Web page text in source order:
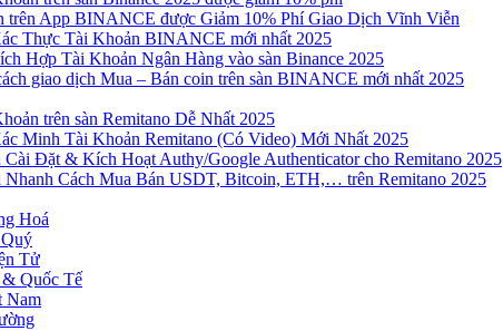
trên App BINANCE được Giảm 10% Phí Giao Dịch Vĩnh Viễn
Thực Tài Khoản BINANCE mới nhất 2025
Hợp Tài Khoản Ngân Hàng vào sàn Binance 2025
giao dịch Mua – Bán coin trên sàn BINANCE mới nhất 2025
trên sàn Remitano Dễ Nhất 2025
Minh Tài Khoản Remitano (Có Video) Mới Nhất 2025
Đặt & Kích Hoạt Authy/Google Authenticator cho Remitano 2025
Cách Mua Bán USDT, Bitcoin, ETH,… trên Remitano 2025
Hoá
Tử
Quốc Tế
Nam